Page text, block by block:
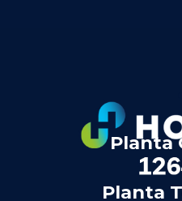
Planta
Planta